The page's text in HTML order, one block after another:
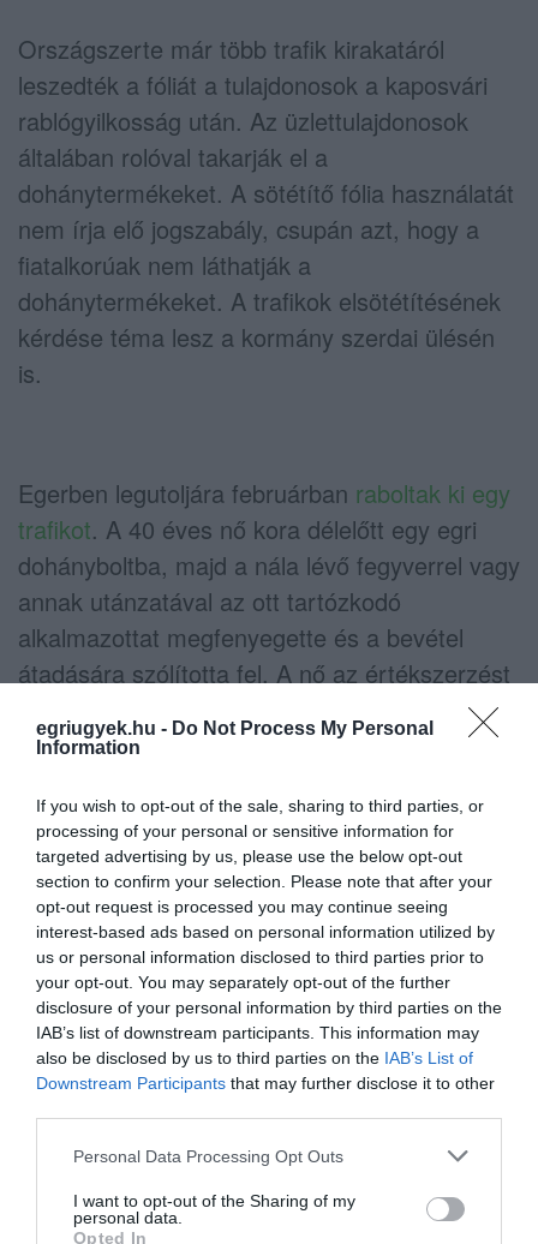
egriugyek.hu - Do Not Process My Personal
Information
If you wish to opt-out of the sale, sharing to third parties, or
processing of your personal or sensitive information for
targeted advertising by us, please use the below opt-out
section to confirm your selection. Please note that after your
opt-out request is processed you may continue seeing
interest-based ads based on personal information utilized by
us or personal information disclosed to third parties prior to
your opt-out. You may separately opt-out of the further
disclosure of your personal information by third parties on the
IAB’s list of downstream participants. This information may
also be disclosed by us to third parties on the IAB’s List of
Downstream Participants that may further disclose it to other
Please note that this website/app uses one or more Google
not limited to your visit or usage behaviour. You may click to
grant or deny consent to Google and its third-party tags to
Personal Data Processing Opt Outs
I want to opt-out of the Sharing of my
personal data.
Opted In
Országszerte már több trafik kirakatáról
leszedték a fóliát a tulajdonosok a kaposvári
rablógyilkosság után. Az üzlettulajdonosok
általában rolóval takarják el a
dohánytermékeket. A sötétítő fólia használatát
nem írja elő jogszabály, csupán azt, hogy a
fiatalkorúak nem láthatják a
dohánytermékeket. A trafikok elsötétítésének
kérdése téma lesz a kormány szerdai ülésén
is.
Egerben legutoljára februárban raboltak ki egy
trafikot. A 40 éves nő kora délelőtt egy egri
dohányboltba, majd a nála lévő fegyverrel vagy
annak utánzatával az ott tartózkodó
alkalmazottat megfenyegette és a bevétel
átadására szólította fel. A nő az értékszerzést
A nyomozók
hat óra alatt azonosították a bűncselekmény
személyt, akit - elfogását követően -
gyanúsítottként hallgattak ki. A rendőrök a
gyanúsított lakásában tartott házkutatáskor
nagyobb mennyiségű készpénzt, valamint az
elkövetéskor viselt ruházatát foglalták le.A
Heves Megyei Rendőr-főkapitányság Bűnügyi
Osztálya a nyomozást befejezte és a
keletkezett iratokat vádemelési javaslattal a
napokban megküldte az ügyészségnek.
Ha esetleg Ön mégis látott Egerben olyan
dohányboltot, ahonnan leszedték már a fóliát,
jelezze az Ez az e-mail-cím a szpemrobotok